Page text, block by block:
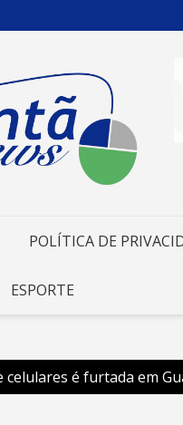
POLÍTICA DE
ESPORTE
celulares é furtada em